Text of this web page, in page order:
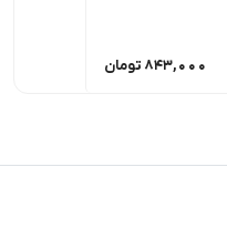
843,000 تومان